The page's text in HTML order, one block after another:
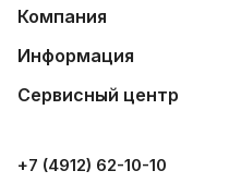
Компания
Информация
Сервисный центр
+7 (4912) 62-10-10